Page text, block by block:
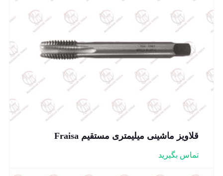
قلاویز ماشینی میلیمتری مستقیم Fraisa
تماس بگیرید